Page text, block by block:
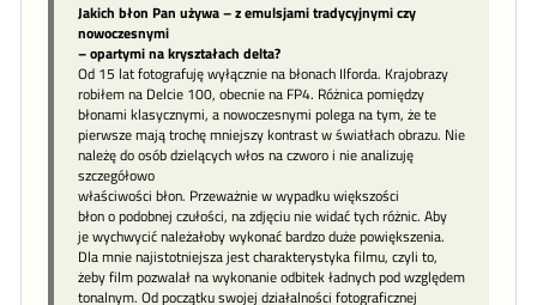
Jakich błon Pan używa – z emulsjami tradycyjnymi czy
nowoczesnymi
– opartymi na kryształach delta?
Od 15 lat fotografuję wyłącznie na błonach Ilforda. Krajobrazy
robiłem na Delcie 100, obecnie na FP4. Różnica pomiędzy
błonami klasycznymi, a nowoczesnymi polega na tym, że te
pierwsze mają trochę mniejszy kontrast w światłach obrazu. Nie
należę do osób dzielących włos na czworo i nie analizuję
szczegółowo
właściwości błon. Przeważnie w wypadku większości
błon o podobnej czułości, na zdjęciu nie widać tych różnic. Aby
je wychwycić należałoby wykonać bardzo duże powiększenia.
Dla mnie najistotniejsza jest charakterystyka filmu, czyli to,
żeby film pozwalał na wykonanie odbitek ładnych pod względem
tonalnym. Od początku swojej działalności fotograficznej